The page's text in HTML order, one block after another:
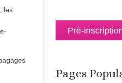
les
Pré-
Pages